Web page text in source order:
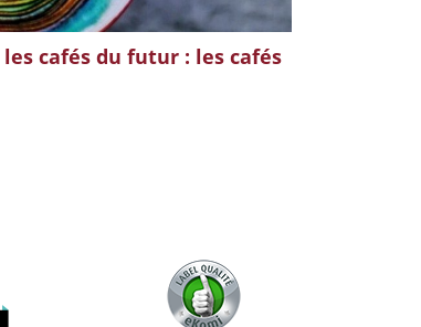
les cafés du futur : les cafés